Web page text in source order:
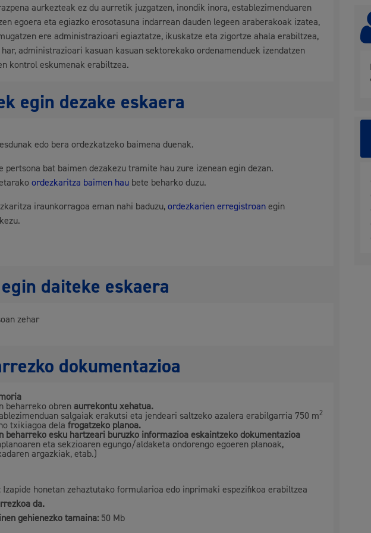
Gune publikoa, hondakinak eta
Garapen ekonomikoa eta enplegua
Berdintasuna, giza eskubideak eta
Udal administrazioa
aurkezteak ez du aurretik juzgatzen, inondik inora, establezimenduaren
egoera eta egiazko erosotasuna indarrean dauden legeen araberakoak izatea,
ere administrazioari egiaztatze, ikuskatze eta zigortze ahala erabiltzea,
administrazioari kasuan kasuan sektorekako ordenamenduek izendatzen
kontrol eskumenak erabiltzea.
egin dezake eskaera
edo bera ordezkatzeko baimena duenak.
pertsona bat baimen dezakezu tramite hau zure izenean egin dezan.
ordezkaritza baimen hau bete beharko duzu.
iraunkorragoa eman nahi baduzu,ordezkarien erregistroan egin
daiteke eskaera
zehar
dokumentazioa
beharreko obren aurrekontu xehatua.
salgaiak erakutsi eta jendeari saltzeko azalera erabilgarria 750 m2
txikiagoa delafrogatzeko planoa.
beharreko esku hartzeari buruzko informazioa eskaintzeko dokumentazioa
eta sekzioaren egungo/aldaketa ondorengo egoeren planoak,
argazkiak, etab.)
: Izapide honetan zehaztutako formularioa edo inprimaki espezifikoa erabiltzea
da.
gehienezko tamaina: 50 Mb